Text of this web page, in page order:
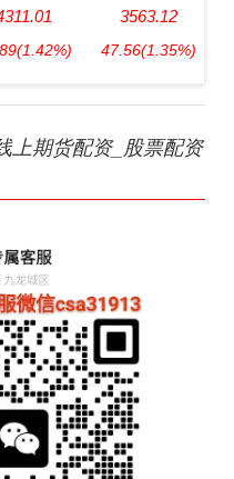
(1.42%)
3563.12
47.56(1.35%)
上期货配资_股票配资